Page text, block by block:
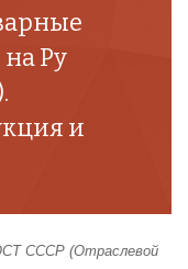
Ру
и
СССР (Отраслевой